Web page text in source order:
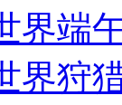
界端
界狩